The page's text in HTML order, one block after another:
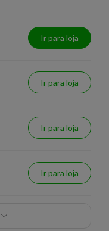
Ir para loja
Ir para loja
Ir para loja
Ir para loja